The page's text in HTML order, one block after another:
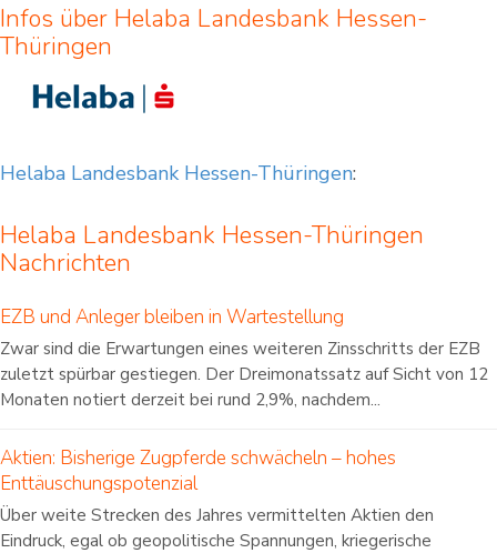
Infos über Helaba Landesbank Hessen-
Thüringen
Helaba Landesbank Hessen-Thüringen:
Helaba Landesbank Hessen-Thüringen
Nachrichten
EZB und Anleger bleiben in Wartestellung
Zwar sind die Erwartungen eines weiteren Zinsschritts der EZB
zuletzt spürbar gestiegen. Der Dreimonatssatz auf Sicht von 12
Monaten notiert derzeit bei rund 2,9%, nachdem...
Aktien: Bisherige Zugpferde schwächeln – hohes
Enttäuschungspotenzial
Über weite Strecken des Jahres vermittelten Aktien den
Eindruck, egal ob geopolitische Spannungen, kriegerische